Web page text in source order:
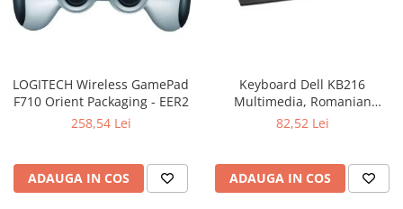
LOGITECH Wireless GamePad
F710 Orient Packaging - EER2
258,54 Lei
ADAUGA IN COS
Keyboard Dell KB216
Multimedia, Romanian
(QWERTZ), Black
82,52 Lei
ADAUGA IN COS